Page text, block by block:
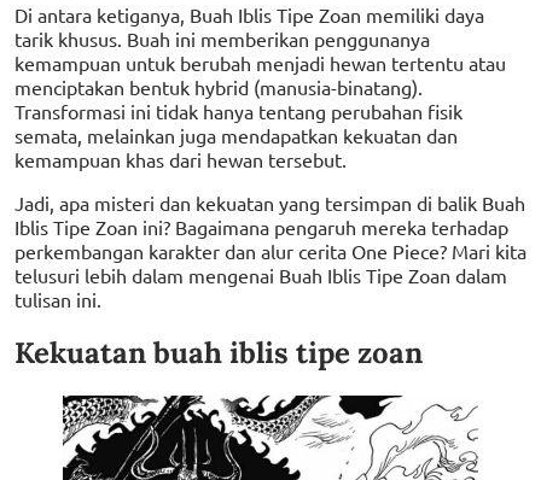
Di antara ketiganya, Buah Iblis Tipe Zoan memiliki daya
tarik khusus. Buah ini memberikan penggunanya
kemampuan untuk berubah menjadi hewan tertentu atau
menciptakan bentuk hybrid (manusia-binatang).
Transformasi ini tidak hanya tentang perubahan fisik
semata, melainkan juga mendapatkan kekuatan dan
kemampuan khas dari hewan tersebut.
Jadi, apa misteri dan kekuatan yang tersimpan di balik Buah
Iblis Tipe Zoan ini? Bagaimana pengaruh mereka terhadap
perkembangan karakter dan alur cerita One Piece? Mari kita
telusuri lebih dalam mengenai Buah Iblis Tipe Zoan dalam
tulisan ini.
Kekuatan buah iblis tipe zoan